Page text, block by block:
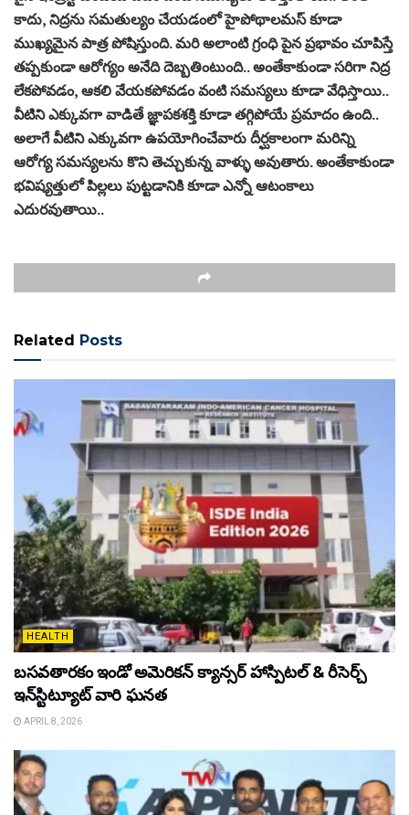
కాదు, నిద్రను సమతుల్యం చేయడంలో హైపోథాలమస్ కూడా
ముఖ్యమైన పాత్ర పోషిస్తుంది. మరి అలాంటి గ్రంధి పైన ప్రభావం చూపిస్తే
తప్పకుండా ఆరోగ్యం అనేది దెబ్బతింటుంది.. అంతేకాకుండా సరిగా నిద్ర
లేకపోవడం, ఆకలి వేయకపోవడం వంటి సమస్యలు కూడా వేధిస్తాయి..
వీటిని ఎక్కువగా వాడితే జ్ఞాపకశక్తి కూడా తగ్గిపోయే ప్రమాదం ఉంది..
అలాగే వీటిని ఎక్కువగా ఉపయోగించేవారు దీర్ఘకాలంగా మరిన్ని
ఆరోగ్య సమస్యలను కొని తెచ్చుకున్న వాళ్ళు అవుతారు. అంతేకాకుండా
భవిష్యత్తులో పిల్లలు పుట్టడానికి కూడా ఎన్నో ఆటంకాలు
ఎదురవుతాయి..
Related Posts
HEALTH
బసవతారకం ఇండో అమెరికన్ క్యాన్సర్ హాస్పిటల్ & రీసెర్చ్
ఇన్‌స్టిట్యూట్ వారి ఘనత
APRIL 8, 2026